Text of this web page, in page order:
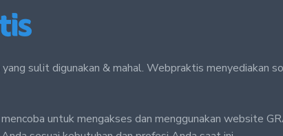
sulit digunakan & mahal. Webpraktis menyediakan
untuk mengakses dan menggunakan website